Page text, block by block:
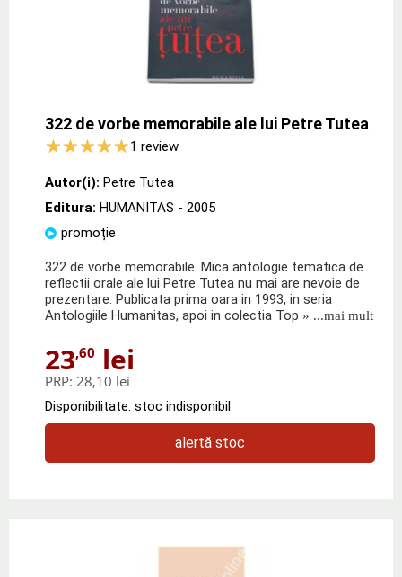
322 de vorbe memorabile ale lui Petre Tutea
1 review
Autor(i): Petre Tutea
Editura: HUMANITAS - 2005
promoție
322 de vorbe memorabile. Mica antologie tematica de
reflectii orale ale lui Petre Tutea nu mai are nevoie de
prezentare. Publicata prima oara in 1993, in seria
Antologiile Humanitas, apoi in colectia Top » ...mai mult
23,60 lei
PRP: 28,10 lei
Disponibilitate: stoc indisponibil
alertă stoc